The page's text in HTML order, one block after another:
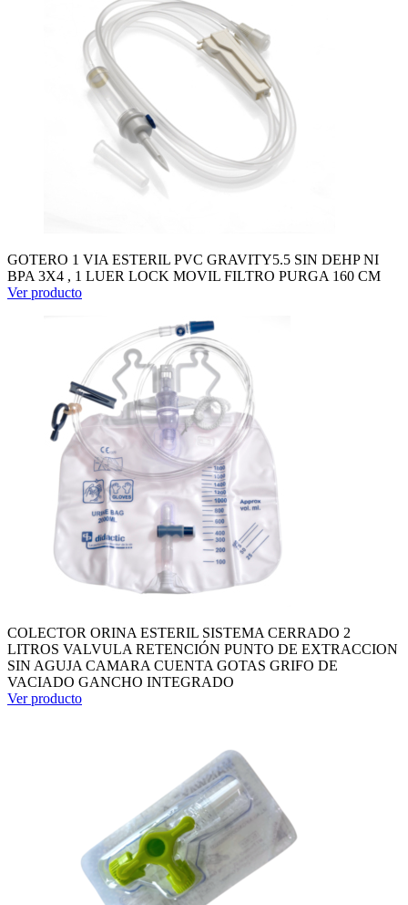
GOTERO 1 VIA ESTERIL PVC GRAVITY5.5 SIN DEHP NI
BPA 3X4 , 1 LUER LOCK MOVIL FILTRO PURGA 160 CM
Ver producto
COLECTOR ORINA ESTERIL SISTEMA CERRADO 2
LITROS VALVULA RETENCIÓN PUNTO DE EXTRACCION
SIN AGUJA CAMARA CUENTA GOTAS GRIFO DE
VACIADO GANCHO INTEGRADO
Ver producto